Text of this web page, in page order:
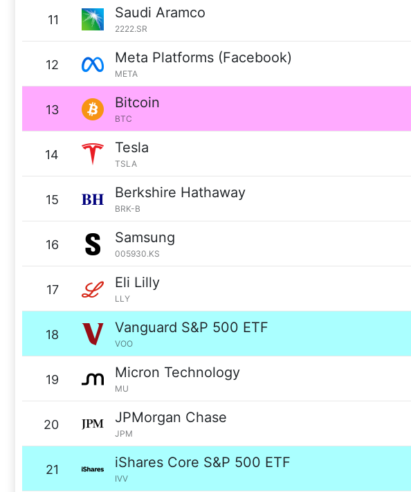
11 Saudi Aramco
2222.SR
12 Meta Platforms (Facebook)
META
13 Bitcoin
BTC
14 Tesla
TSLA
15 Berkshire Hathaway
BRK-B
16 Samsung
005930.KS
17 Eli Lilly
LLY
18 Vanguard S&P 500 ETF
VOO
19 Micron Technology
MU
20 JPMorgan Chase
JPM
21 iShares Core S&P 500 ETF
IVV